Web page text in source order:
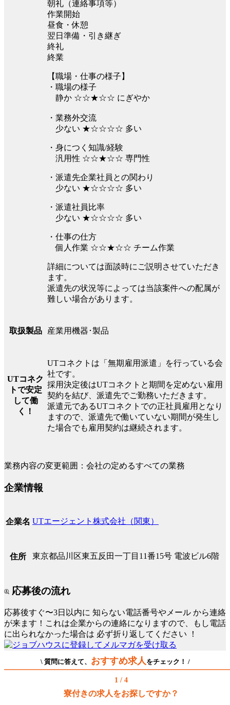
朝礼（連絡事項等）
作業開始
昼食・休憩
翌日準備・引き継ぎ
終礼
終業
【職場・仕事の様子】
・職場の様子
静か ☆☆★☆☆ にぎやか
・業務外交流
少ない ★☆☆☆☆ 多い
・身につく知識/経験
汎用性 ☆☆★☆☆ 専門性
・派遣先企業社員との関わり
少ない ★☆☆☆☆ 多い
・派遣社員比率
少ない ★☆☆☆☆ 多い
・仕事の仕方
個人作業 ☆☆★☆☆ チーム作業
詳細については面談時にご説明させていただき
ます。
派遣先の状況等によっては当該案件への配属が
難しい場合があります。
取扱製品 産業用機器･製品
UTコネク
トで安定
して働
く！
UTコネクトは「無期雇用派遣」を行っている会
社です。
採用決定後はUTコネクトと期間を定めない雇用
契約を結び、派遣先でご勤務いただきます。
派遣元であるUTコネクトでの正社員雇用となり
ますので、派遣先で働いていない期間が発生し
た場合でも雇用契約は継続されます。
業務内容の変更範囲：会社の定めるすべての業務
企業情報
企業名 UTエージェント株式会社（関東）
住所 東京都品川区東五反田一丁目11番15号 電波ビル6階
応募後の流れ
応募後すぐ〜3日以内に 知らない電話番号やメール から連絡
が来ます！これは企業からの連絡になりますので、もし電話
に出られなかった場合は 必ず折り返してください ！
\ 質問に答えて、 おすすめ求人 をチェック！ /
1 / 4
寮付きの求人をお探しですか？